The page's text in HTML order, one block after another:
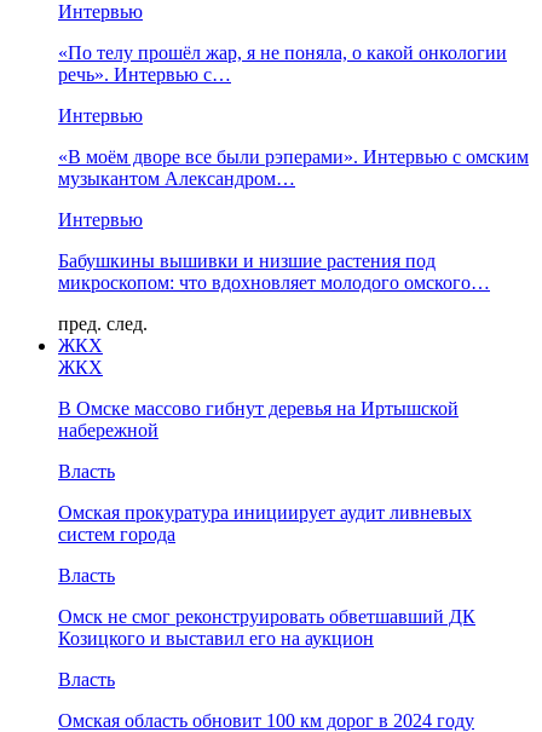
Интервью
«По телу прошёл жар, я не поняла, о какой онкологии
речь». Интервью с…
Интервью
«В моём дворе все были рэперами». Интервью с омским
музыкантом Александром…
Интервью
Бабушкины вышивки и низшие растения под
микроскопом: что вдохновляет молодого омского…
пред. след.
ЖКХ
ЖКХ
В Омске массово гибнут деревья на Иртышской
набережной
Власть
Омская прокуратура инициирует аудит ливневых
систем города
Власть
Омск не смог реконструировать обветшавший ДК
Козицкого и выставил его на аукцион
Власть
Омская область обновит 100 км дорог в 2024 году